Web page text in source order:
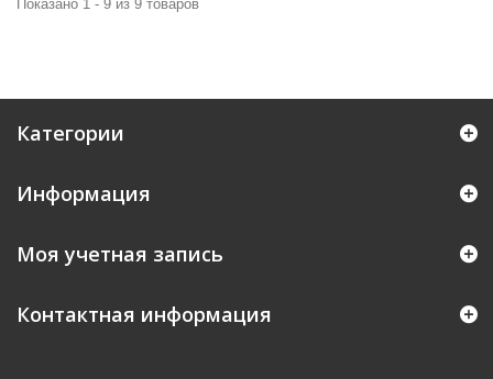
Показано 1 - 9 из 9 товаров
Категории
Информация
Моя учетная запись
Контактная информация